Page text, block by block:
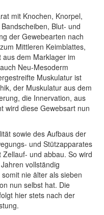
mit Knochen, Knorpel,
Blut- und
der Gewebearten nach
Mittleren Keimblattes,
dem Marklager im
Neu-Mesoderm
Muskulatur ist
der Muskulatur aus dem
die Innervation, aus
wird diese Gewebsart nun
sowie des Aufbaus der
und Stützapparates
und abbau. So wird
vollständig
nie älter als sieben
nun selbst hat. Die
hier stets nach der